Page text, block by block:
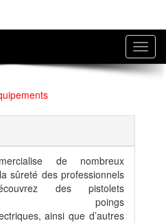
de nombreux
sûreté des professionnels
des pistolets
poings
ainsi que d’autres